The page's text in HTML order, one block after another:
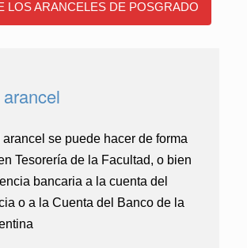
LOS ARANCELES DE POSGRADO
se puede hacer de forma
Tesorería de la Facultad, o bien
bancaria a la cuenta del
o a la Cuenta del Banco de la